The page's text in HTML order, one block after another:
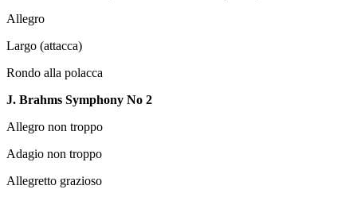
Allegro
Largo (attacca)
Rondo alla polacca
J. Brahms Symphony No 2
Allegro non troppo
Adagio non troppo
Allegretto grazioso